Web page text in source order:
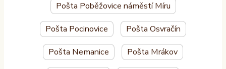
Pošta Poběžovice náměstí Míru
Pošta Pocinovice Pošta Osvračín
Pošta Nemanice Pošta Mrákov